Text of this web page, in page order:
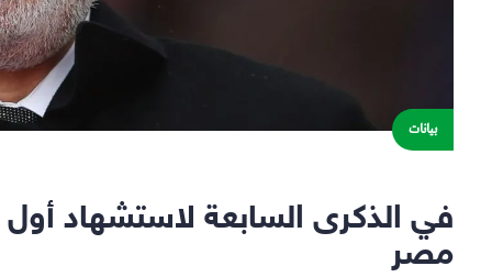
بيانات
في الذكرى السابعة لاستشهاد
مصر